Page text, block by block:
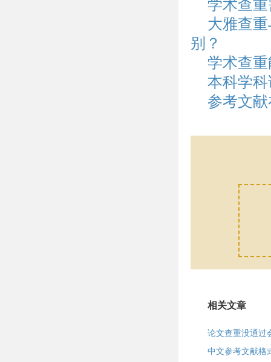
学术查
大雅查
别？
学术查
本科学
参考文
相关文章
论文查重没通过
中文参考文献格